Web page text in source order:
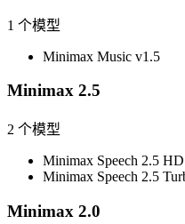
1 个模型
Minimax Music v1.5
Minimax 2.5
2 个模型
Minimax Speech 2.5 HD
Minimax Speech 2.5
Minimax 2.0